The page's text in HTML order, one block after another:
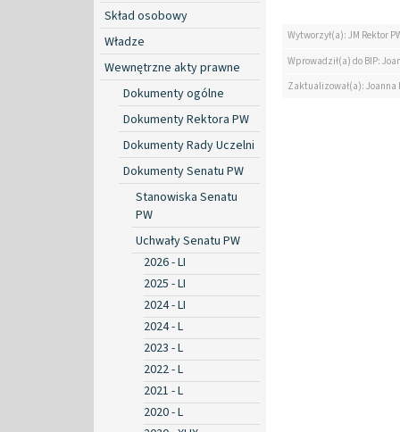
Skład osobowy
Władze
Wewnętrzne akty prawne
Dokumenty ogólne
Dokumenty Rektora PW
Dokumenty Rady Uczelni
Dokumenty Senatu PW
Stanowiska Senatu
PW
Uchwały Senatu PW
2026 - LI
2025 - LI
2024 - LI
2024 - L
2023 - L
2022 - L
2021 - L
2020 - L
Wytworzył(a): JM Rektor
Wprowadził(a) do BIP:
Zaktualizował(a):